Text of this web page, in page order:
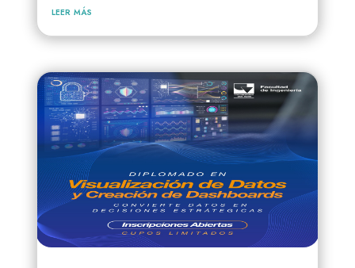
leer más